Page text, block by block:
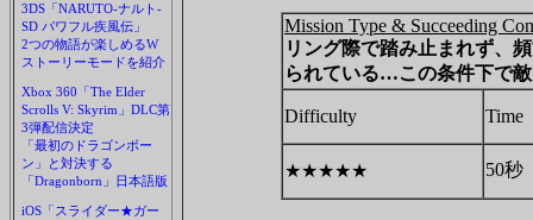
3DS「NARUTO-ナルト-
SD パワフル疾風伝」
2つの物語が楽しめるW
ストーリーモードを紹介
Xbox 360「The Elder
Scrolls V: Skyrim」DLC第
3弾配信決定
「最初のドラゴンボー
ン」と対決する
「Dragonborn」日本語版
iOS「スライダー★ガー
Mission Type & Succeeding
リング際で踏み止まれず、
られている…この条件下で
Difficulty Time
★★★★★ 50秒